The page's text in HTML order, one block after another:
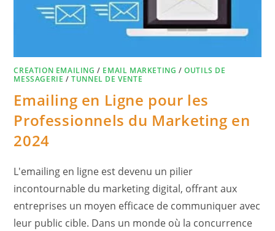
CREATION EMAILING / EMAIL MARKETING /OUTILS DE
MESSAGERIE /TUNNEL DE VENTE
Emailing en Ligne pour les
Professionnels du Marketing en
2024
L'emailing en ligne est devenu un pilier
incontournable du marketing digital, offrant aux
entreprises un moyen efficace de communiquer avec
leur public cible. Dans un monde où la concurrence